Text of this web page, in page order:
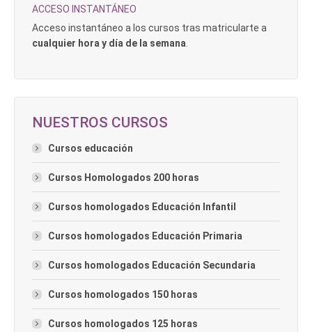
ACCESO INSTANTÁNEO
Acceso instantáneo a los cursos tras matricularte a
cualquier hora y día de la semana
NUESTROS CURSOS
Cursos educación
Cursos Homologados 200 horas
Cursos homologados Educación Infantil
Cursos homologados Educación Primaria
Cursos homologados Educación Secundaria
Cursos homologados 150 horas
Cursos homologados 125 horas